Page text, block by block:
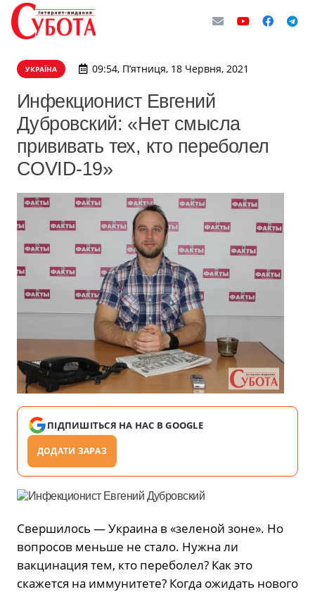
УКРАЇНА 09:54, П’ятниця, 18 Червня, 2021
Инфекционист Евгений
Дубровский: «Нет смысла
прививать тех, кто переболел
COVID-19»
ПІДПИШІТЬСЯ НА НАС В GOOGLE
ДОДАТИ ЗАРАЗ
Свершилось — Украина в «зеленой зоне». Но
вопросов меньше не стало. Нужна ли
вакцинация тем, кто переболел? Как это
скажется на иммунитете? Когда ожидать нового